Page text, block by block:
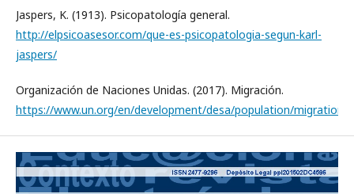
Jaspers, K. (1913). Psicopatología general.
http://elpsicoasesor.com/que-es-psicopatologia-segun-karl-
jaspers/
Organización de Naciones Unidas. (2017). Migración.
https://www.un.org/en/development/desa/population/